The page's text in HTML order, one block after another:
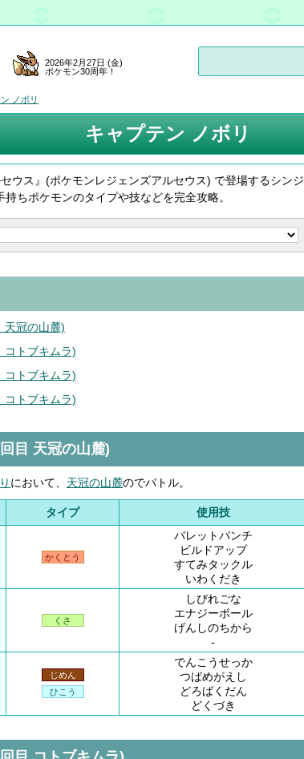
キャプテン ノボリ
ウス』(ポケモンレジェンズアルセウス) で登場するシンジ
ちポケモンのタイプや技などを完全攻略。
天冠の山麓)
コトブキムラ)
コトブキムラ)
コトブキムラ)
目 天冠の山麓)
において、 天冠の山麓のでバトル。
タイプ 使用技
かくとう
バレットパンチ
ビルドアップ
すてみタックル
いわくだき
くさ
しびれごな
エナジーボール
げんしのちから
-
じめん
ひこう
でんこうせっか
つばめがえし
どろばくだん
どくづき
2026年2月27日 (金)
ポケモン30周年！
ノボリ